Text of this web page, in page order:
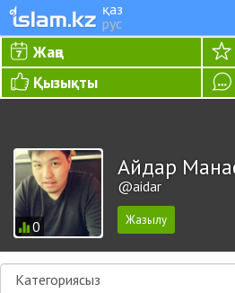
қаз
рус
Жаңа
Қызықты
0
Айдар
@aidar